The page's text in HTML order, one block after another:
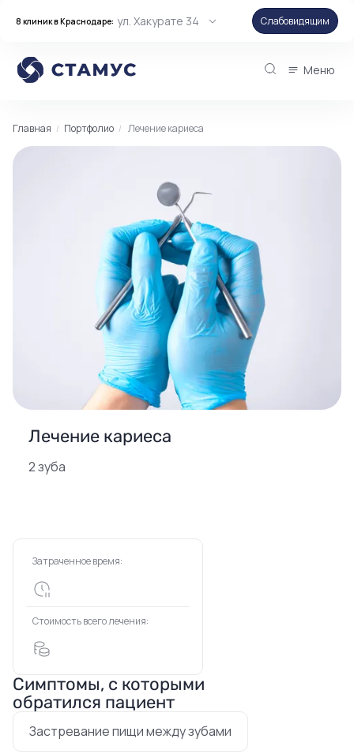
8 клиник в Краснодаре: ул. Хакурате 34 Слабовидящим
Меню
Главная Портфолио Лечение кариеса
Лечение кариеса
2 зуба
Затраченное время:
Стоимость всего лечения:
Симптомы, с которыми
обратился пациент
Застревание пищи между зубами